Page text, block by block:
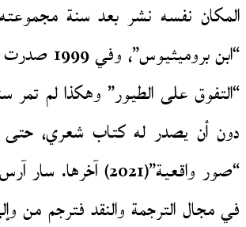
المكان نفسه نشر بعد سنة مجموعته
“ابن
“التفوق على الطيور” وهكذا لم تمر
دون أن يصدر له كتاب شعري،
“صور واقعية”(2021)
في مجال الترجمة والنقد فترجم من